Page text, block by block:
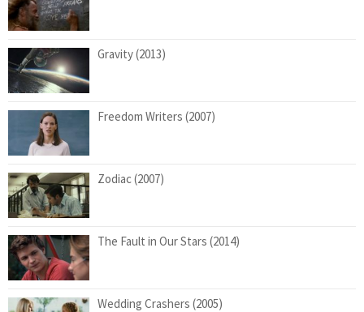
Gravity (2013)
Freedom Writers (2007)
Zodiac (2007)
The Fault in Our Stars (2014)
Wedding Crashers (2005)